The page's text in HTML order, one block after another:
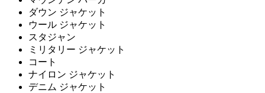
ダウン ジャケット
ウール ジャケット
スタジャン
ミリタリー ジャケット
コート
ナイロン ジャケット
デニム ジャケット